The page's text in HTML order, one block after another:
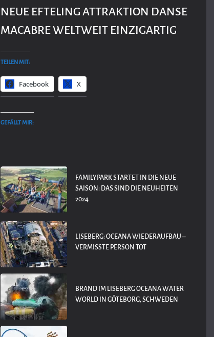
NEUE EFTELING ATTRAKTION DANSE
MACABRE WELTWEIT EINZIGARTIG
TEILEN MIT:
Facebook X
GEFÄLLT MIR:
FAMILYPARK STARTET IN DIE NEUE
SAISON: DAS SIND DIE NEUHEITEN
2024
LISEBERG: OCEANA WIEDERAUFBAU –
VERMISSTE PERSON TOT
BRAND IM LISEBERG OCEANA WATER
WORLD IN GÖTEBORG, SCHWEDEN